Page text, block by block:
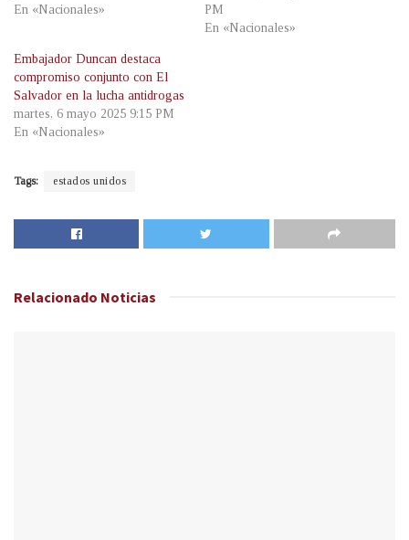
En «Nacionales»
PM
En «Nacionales»
Embajador Duncan destaca
compromiso conjunto con El
Salvador en la lucha antidrogas
martes, 6 mayo 2025 9:15 PM
En «Nacionales»
Tags: estados unidos
Relacionado Noticias